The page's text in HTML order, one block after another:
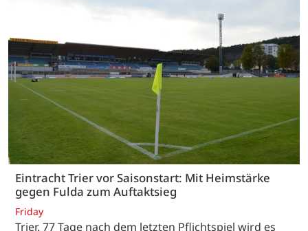
Eintracht Trier vor Saisonstart: Mit Heimstärke
gegen Fulda zum Auftaktsieg
Friday
Trier. 77 Tage nach dem letzten Pflichtspiel wird es